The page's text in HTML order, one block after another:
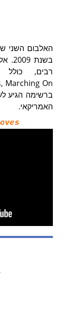
ברשימה הגיע
האמריקאי.